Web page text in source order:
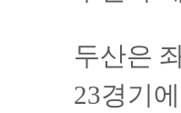
두산은
23경기